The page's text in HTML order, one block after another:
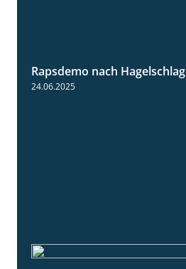
Rapsdemo nach Hagelschlag
24.06.2025